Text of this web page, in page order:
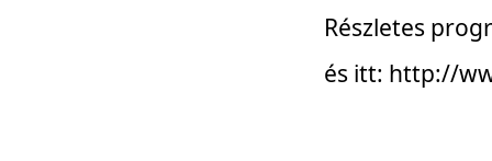
Részletes
és itt: http://